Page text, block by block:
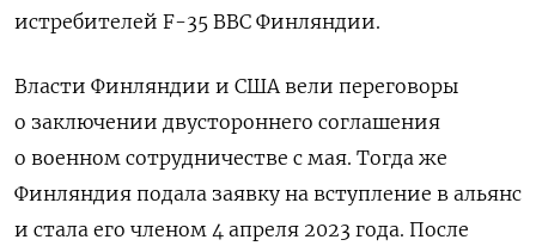
истребителей F-35 ВВС Финляндии.
Власти Финляндии и США вели переговоры
о заключении двустороннего соглашения
о военном сотрудничестве с мая. Тогда же
Финляндия подала заявку на вступление в альянс
и стала его членом 4 апреля 2023 года. После